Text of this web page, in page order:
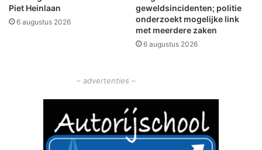
t
n
Piet Heinlaan
6 augustus 2026
geweldsincidenten; politie
onderzoekt mogelijke link
met meerdere zaken
6 augustus 2026
– advertenties –